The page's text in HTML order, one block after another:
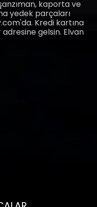
kaporta ve
yedek parçaları
Kredi kartına
gelsin. Elvan